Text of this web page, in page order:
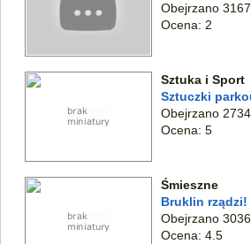
Obejrzano
Ocena: 2
Sztuka i Sport
Sztuczki
Obejrzano
Ocena: 5
Śmieszne
Bruklin rządzi!
Obejrzano
Ocena: 4.5